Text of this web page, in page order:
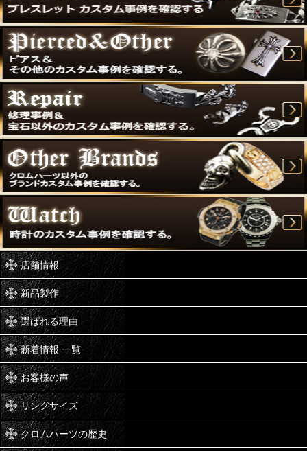
店舗情報
新品製作
選ばれる理由
新着情報 一覧
お客様の声
リングサイズ
クロムハーツの歴史